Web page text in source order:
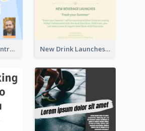
Blue Children Centre Flyer New Drink Launches Lime Soda Poster